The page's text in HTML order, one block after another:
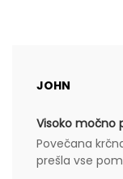
JOHN
Visoko močno
Povečana
prešla vse